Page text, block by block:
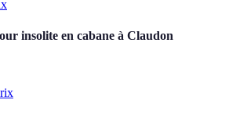
insolite en cabane à Claudon